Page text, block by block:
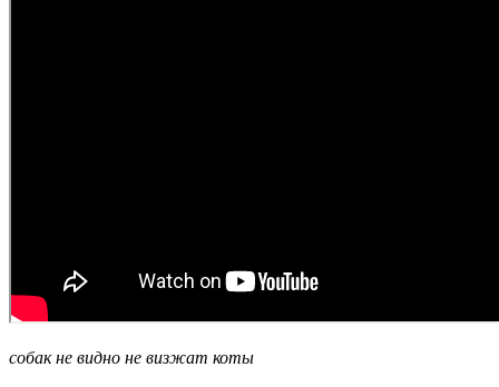
собак не видно не визжат коты